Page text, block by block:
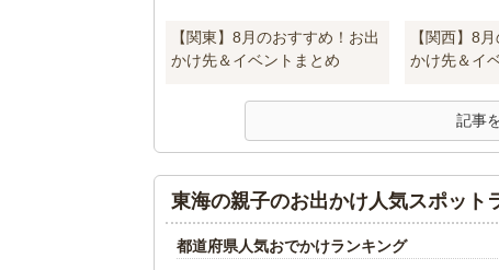
【関東】8月のおすすめ！お出
かけ先＆イベントまとめ
【関西】8
かけ先＆イ
記事
東海の親子のお出かけ人気スポット
都道府県人気おでかけランキング